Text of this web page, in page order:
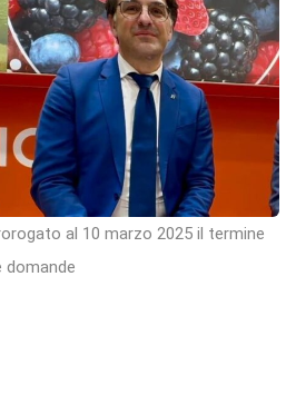
al 10 marzo 2025 il termine
domande